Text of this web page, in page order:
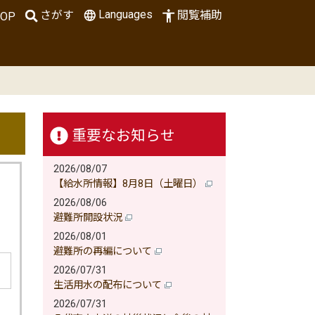
さがす Languages 閲覧補助
重要なお知らせ
2026/08/07
【給水所情報】8月8日（土曜日）
2026/08/06
避難所開設状況
2026/08/01
避難所の再編について
2026/07/31
生活用水の配布について
2026/07/31